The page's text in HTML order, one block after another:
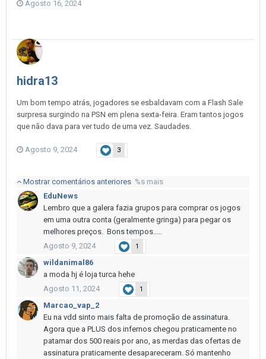
Agosto 16, 2024
hidra13
Um bom tempo atrás, jogadores se esbaldavam com a Flash Sale
surpresa surgindo na PSN em plena sexta-feira. Eram tantos jogos
que não dava para ver tudo de uma vez. Saudades.
Agosto 9, 2024 3
Mostrar comentários anteriores %s mais
EduNews
Lembro que a galera fazia grupos para comprar os jogos
em uma outra conta (geralmente gringa) para pegar os
melhores preços. Bons tempos.....
Agosto 9, 2024
1
wildanimal86
a moda hj é loja turca hehe
Agosto 11, 2024
1
Marcao_vap_2
Eu na vdd sinto mais falta de promoção de assinatura.
Agora que a PLUS dos infernos chegou praticamente no
patamar dos 500 reais por ano, as merdas das ofertas de
assinatura praticamente desapareceram. Só mantenho